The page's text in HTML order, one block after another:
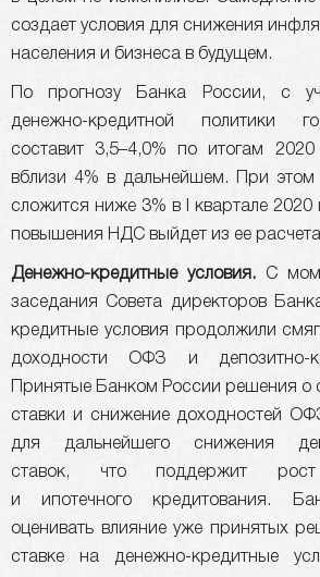
создает условия для снижения
населения и бизнеса в будущем.
По прогнозу Банка России, с
денежно-кредитной политики
составит 3,5–4,0% по итогам
вблизи 4% в дальнейшем. При этом
сложится ниже 3% в I квартале 2020
повышения НДС выйдет из ее
Денежно-кредитные условия. С
заседания Совета директоров
кредитные условия продолжили
доходности ОФЗ и депозитно-
Принятые Банком России решения о
ставки и снижение доходностей
для дальнейшего снижения
ставок, что поддержит рост
и ипотечного кредитования.
оценивать влияние уже принятых
ставке на денежно-кредитные